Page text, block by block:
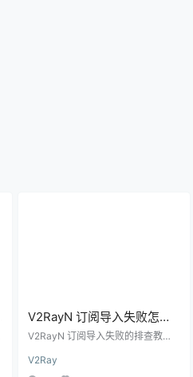
V2RayN 订阅导入失败怎么
办？常见原因和修复方法
V2RayN 订阅导入失败的排查教
问、系统代理冲突、协议不兼容、
时间错误和 DNS 异常。
V2Ray